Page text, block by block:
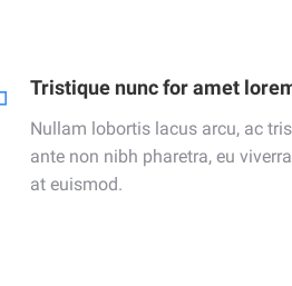
Tristique nunc for amet
Nullam lobortis lacus arcu, ac
ante non nibh pharetra, eu
at euismod.